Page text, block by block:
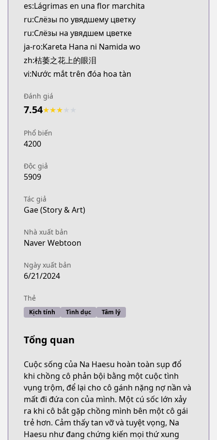
es:Lágrimas en una flor marchita
ru:Слёзы по увядшему цветку
ru:Слёзы на увядшем цветке
ja-ro:Kareta Hana ni Namida wo
zh:枯萎之花上的眼泪
vi:Nước mắt trên đóa hoa tàn
Đánh giá
7.54★★★
Phổ biến
4200
Độc giả
5909
Tác giả
Gae (Story & Art)
Nhà xuất bản
Naver Webtoon
Ngày xuất bản
6/21/2024
Thẻ
Kịch tính Tình dục Tâm lý
Tổng quan
Cuộc sống của Na Haesu hoàn toàn sụp đổ
khi chồng cô phản bội bằng một cuộc tình
vụng trộm, để lại cho cô gánh nặng nợ nần và
mất đi đứa con của mình. Một cú sốc lớn xảy
ra khi cô bắt gặp chồng mình bên một cô gái
trẻ hơn. Cảm thấy tan vỡ và tuyệt vọng, Na
Haesu như đang chứng kiến mọi thứ xung